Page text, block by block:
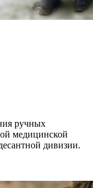
ручных
медицинской
дивизии.